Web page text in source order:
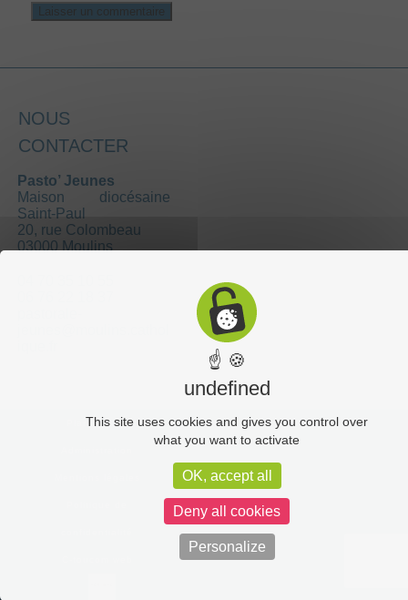
NOUS
CONTACTER
Pasto’ Jeunes
Maison diocésaine
Saint-Paul
20, rue Colombeau
03000 Moulins
Plan du site
☝ 🍪
undefined
This site uses cookies and gives you control over
what you want to activate
OK, accept all
Deny all cookies
Personalize